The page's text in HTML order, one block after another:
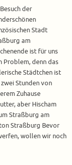
der
Stadt
am
ist für uns
Problem, denn das
Städtchen ist
zwei Stunden von
Zuhause
aber Hischam
Straßburg am
Straßburg Bevor
wollen wir noch